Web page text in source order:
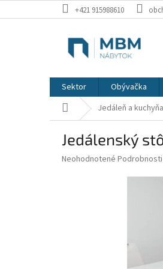
na
+421 915988610
Sektor Obývačka
Domov Jedáleň a kuchyňa
Jedálenský
Priemerné
Neohodnotené